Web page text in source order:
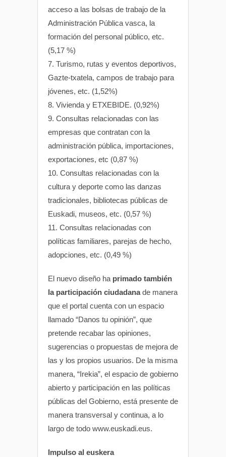
acceso a las bolsas de trabajo de la
Administración Pública vasca, la
formación del personal público, etc.
(5,17 %)
7. Turismo, rutas y eventos deportivos,
Gazte-txatela, campos de trabajo para
jóvenes, etc. (1,52%)
8. Vivienda y ETXEBIDE. (0,92%)
9. Consultas relacionadas con las
empresas que contratan con la
administración pública, importaciones,
exportaciones, etc (0,87 %)
10. Consultas relacionadas con la
cultura y deporte como las danzas
tradicionales, bibliotecas públicas de
Euskadi, museos, etc. (0,57 %)
11. Consultas relacionadas con
políticas familiares, parejas de hecho,
adopciones, etc. (0,49 %)
El nuevo diseño ha primado también
la participación ciudadanade manera
que el portal cuenta con un espacio
llamado “Danos tu opinión”, que
pretende recabar las opiniones,
sugerencias o propuestas de mejora de
las y los propios usuarios. De la misma
manera, “Irekia”, el espacio de gobierno
abierto y participación en las políticas
públicas del Gobierno, está presente de
manera transversal y continua, a lo
largo de todo www.euskadi.eus.
Impulso al euskera